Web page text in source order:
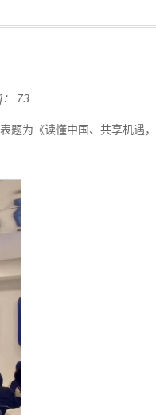
73
题为《读懂中国、共享机遇